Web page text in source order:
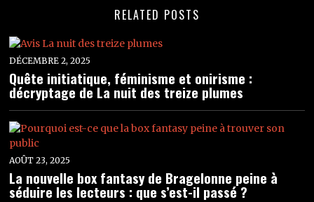
RELATED POSTS
DÉCEMBRE 2, 2025
Quête initiatique, féminisme et onirisme :
décryptage de La nuit des treize plumes
AOÛT 23, 2025
La nouvelle box fantasy de Bragelonne peine à
séduire les lecteurs : que s’est-il passé ?